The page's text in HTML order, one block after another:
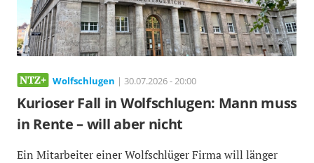
Wolfschlugen | 30.07.2026 - 20:00
Kurioser Fall in Wolfschlugen: Mann muss
in Rente – will aber nicht
Ein Mitarbeiter einer Wolfschlüger Firma will länger